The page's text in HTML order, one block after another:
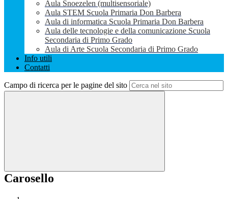
Aula Snoezelen (multisensoriale)
Aula STEM Scuola Primaria Don Barbera
Aula di informatica Scuola Primaria Don Barbera
Aula delle tecnologie e della comunicazione Scuola
Secondaria di Primo Grado
Aula di Arte Scuola Secondaria di Primo Grado
Info utili
Contatti
Campo di ricerca per le pagine del sito
Carosello